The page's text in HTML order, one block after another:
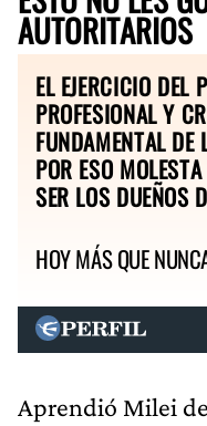
AUTORITARIOS
EL EJERCICIO DEL
PROFESIONAL Y
FUNDAMENTAL
POR ESO
SER LOS DUEÑOS
HOY MÁS QUE
Aprendió Milei